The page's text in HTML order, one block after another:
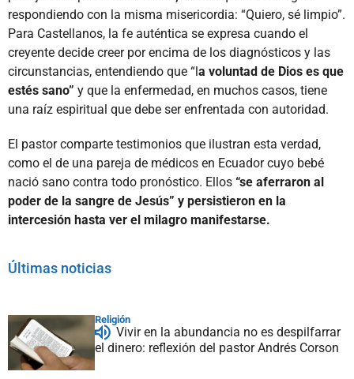
respondiendo con la misma misericordia: “Quiero, sé limpio”.
Para Castellanos, la fe auténtica se expresa cuando el
creyente decide creer por encima de los diagnósticos y las
circunstancias, entendiendo que “la voluntad de Dios es que
estés sano” y que la enfermedad, en muchos casos, tiene
una raíz espiritual que debe ser enfrentada con autoridad.
El pastor comparte testimonios que ilustran esta verdad,
como el de una pareja de médicos en Ecuador cuyo bebé
nació sano contra todo pronóstico. Ellos “se aferraron al
poder de la sangre de Jesús” y persistieron en la
intercesión hasta ver el milagro manifestarse.
Últimas noticias
Religión
Vivir en la abundancia no es despilfarrar
el dinero: reflexión del pastor Andrés Corson